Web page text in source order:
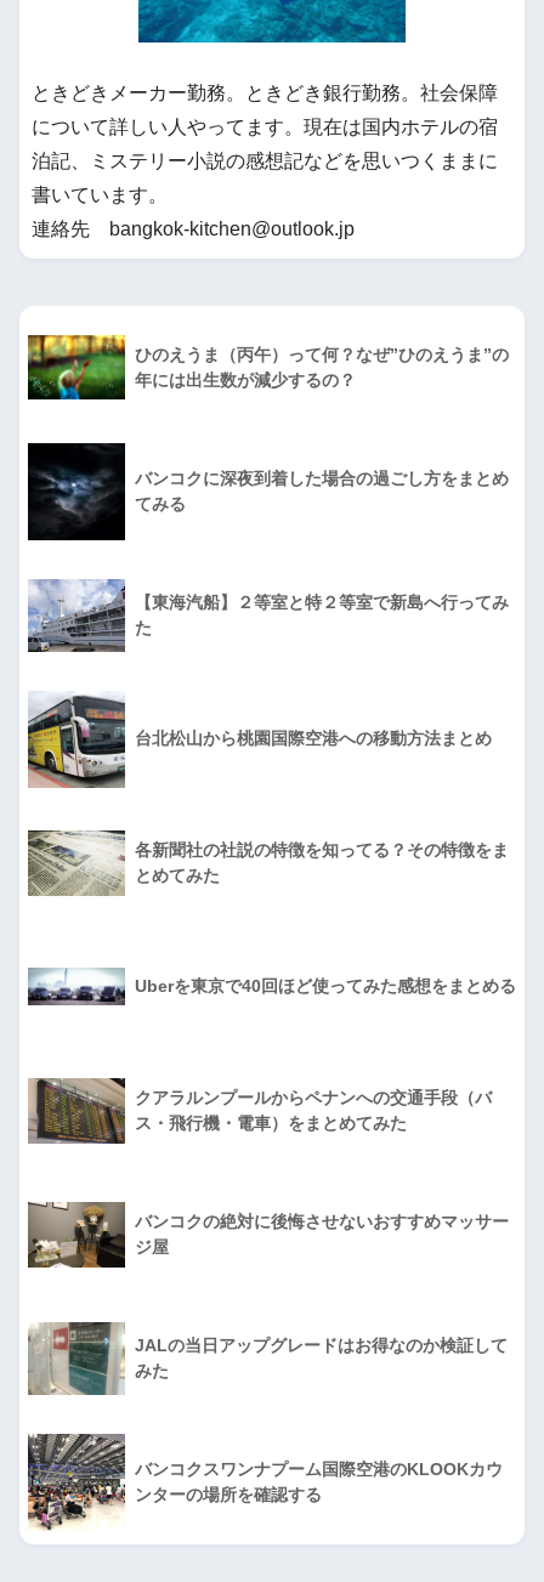
ときどきメーカー勤務。ときどき銀行勤務。社会保障
について詳しい人やってます。現在は国内ホテルの宿
泊記、ミステリー小説の感想記などを思いつくままに
書いています。
連絡先 bangkok-kitchen@outlook.jp
ひのえうま（丙午）って何？なぜ”ひのえうま”の
年には出生数が減少するの？
バンコクに深夜到着した場合の過ごし方をまとめ
てみる
【東海汽船】２等室と特２等室で新島へ行ってみ
た
台北松山から桃園国際空港への移動方法まとめ
各新聞社の社説の特徴を知ってる？その特徴をま
とめてみた
Uberを東京で40回ほど使ってみた感想をまとめる
クアラルンプールからペナンへの交通手段（バ
ス・飛行機・電車）をまとめてみた
バンコクの絶対に後悔させないおすすめマッサー
ジ屋
JALの当日アップグレードはお得なのか検証して
みた
バンコクスワンナプーム国際空港のKLOOKカウ
ンターの場所を確認する